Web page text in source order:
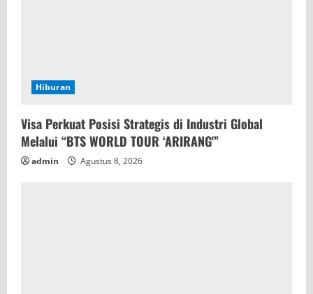
Hiburan
Visa Perkuat Posisi Strategis di Industri Global
Melalui “BTS WORLD TOUR ‘ARIRANG'”
admin Agustus 8, 2026